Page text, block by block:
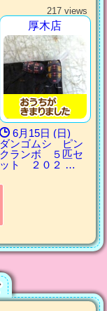
217 views
厚木店
6月15日 (日)
ダンゴムシ ピン
クランボ ５匹セ
ット ２０２ …